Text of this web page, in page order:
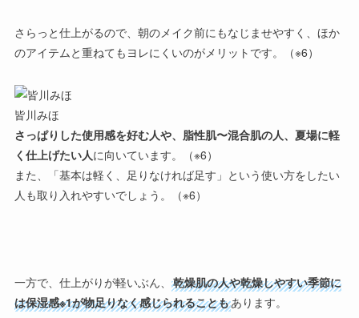
さらっと仕上がるので、朝のメイク前にもなじませやすく、ほか
のアイテムと重ねてもヨレにくいのがメリットです。（※6）
皆川みほ
さっぱりした使用感を好む人や、脂性肌〜混合肌の人、夏場に軽
く仕上げたい人に向いています。（※6）
また、「基本は軽く、足りなければ足す」という使い方をしたい
人も取り入れやすいでしょう。（※6）
一方で、仕上がりが軽いぶん、 乾燥肌の人や乾燥しやすい季節に
は保湿感※1が物足りなく感じられることもあります。